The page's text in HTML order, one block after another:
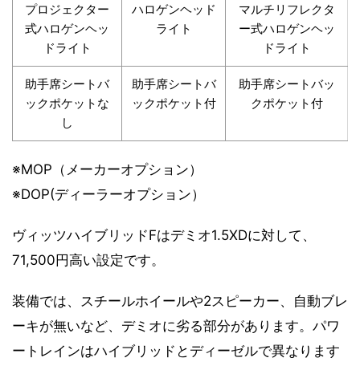
プロジェクター
式ハロゲンヘッ
ドライト
ハロゲンヘッド
ライト
マルチリフレクタ
ー式ハロゲンヘッ
ドライト
助手席シートバ
ックポケットな
し
助手席シートバ
ックポケット付
助手席シートバッ
クポケット付
※MOP（メーカーオプション）
※DOP(ディーラーオプション）
ヴィッツハイブリッドFはデミオ1.5XDに対して、
71,500円高い設定です。
装備では、スチールホイールや2スピーカー、自動ブレ
ーキが無いなど、デミオに劣る部分があります。パワ
ートレインはハイブリッドとディーゼルで異なります